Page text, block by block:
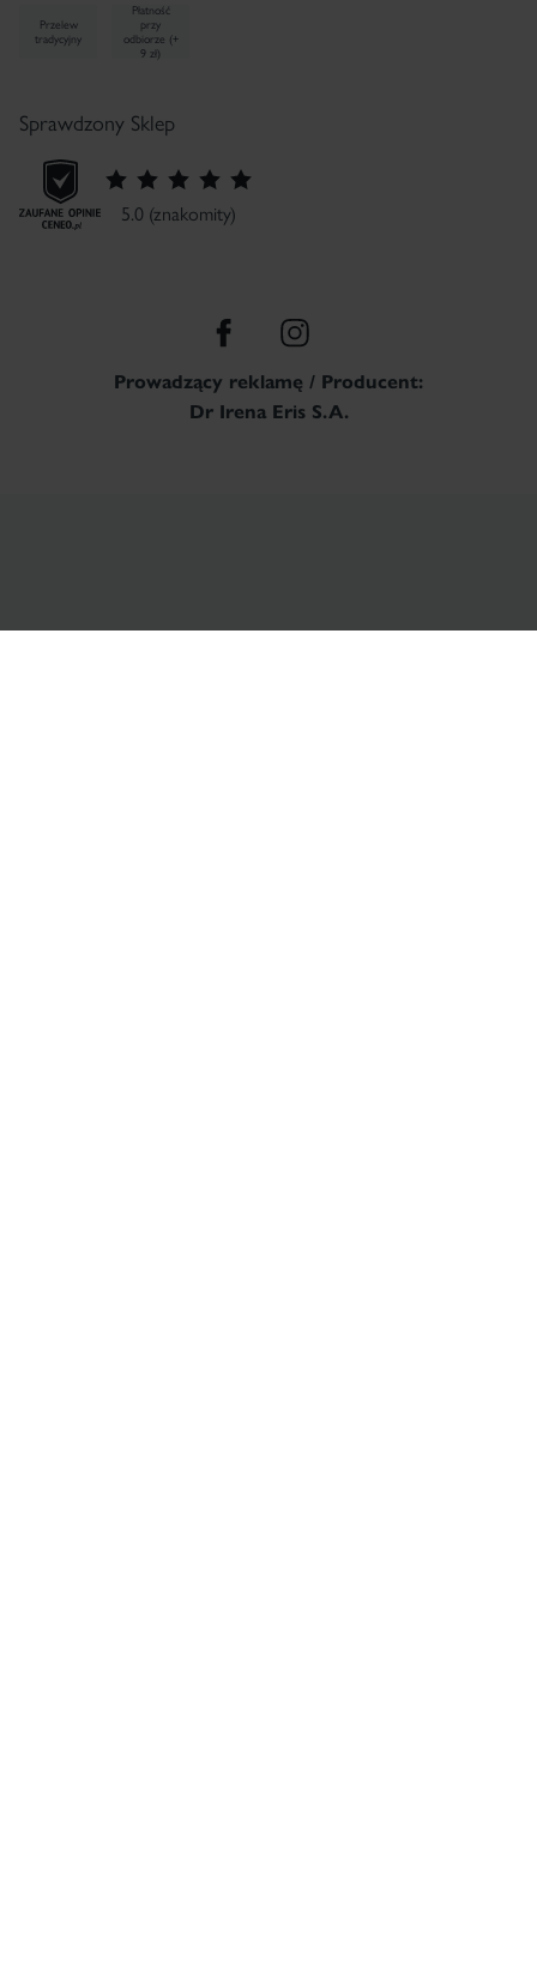
Przelew
tradycyjny
Płatność
przy
odbiorze (+
9 zł)
Sprawdzony Sklep
5.0 (znakomity)
Prowadzący reklamę / Producent:
Dr Irena Eris S.A.